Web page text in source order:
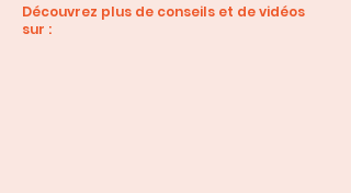
Découvrez plus de conseils et de vidéos
sur :